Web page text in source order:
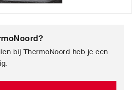
?
bij ThermoNoord heb je een